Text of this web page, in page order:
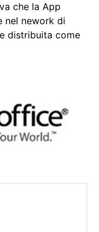
che la App
nel nework di
distribuita come